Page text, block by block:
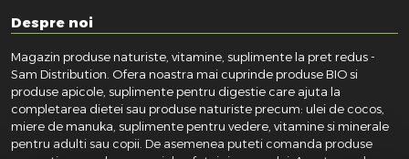
Despre noi
Magazin produse naturiste, vitamine, suplimente la pret redus -
Sam Distribution. Ofera noastra mai cuprinde produse BIO si
produse apicole, suplimente pentru digestie care ajuta la
completarea dietei sau produse naturiste precum: ulei de cocos,
miere de manuka, suplimente pentru vedere, vitamine si minerale
pentru adulti sau copii. De asemenea puteti comanda produse